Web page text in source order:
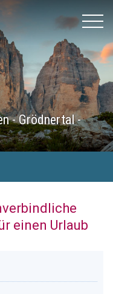
- Grödnertal -
einen Urlaub